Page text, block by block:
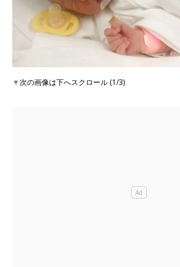
▼次の画像は下へスクロール (1/3)